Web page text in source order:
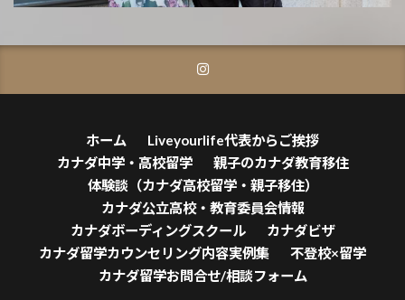
ホーム
Liveyourlife代表からご挨拶
カナダ中学・高校留学
親子のカナダ教育移住
体験談（カナダ高校留学・親子移住）
カナダ公立高校・教育委員会情報
カナダボーディングスクール
カナダビザ
カナダ留学カウンセリング内容実例集
不登校×留学
カナダ留学お問合せ/相談フォーム